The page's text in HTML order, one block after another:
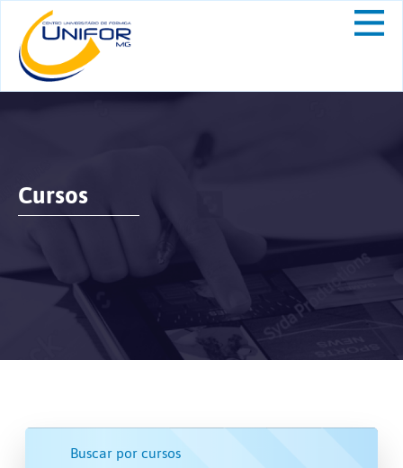
Cursos
Buscar por cursos